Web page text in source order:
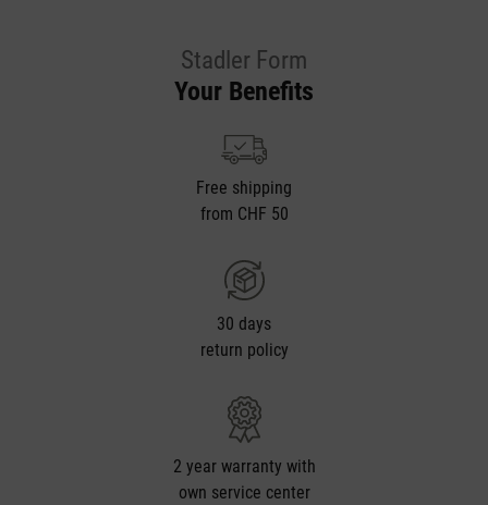
Stadler Form
Your Benefits
Free shipping
from CHF 50
30 days
return policy
2 year warranty with
own service center